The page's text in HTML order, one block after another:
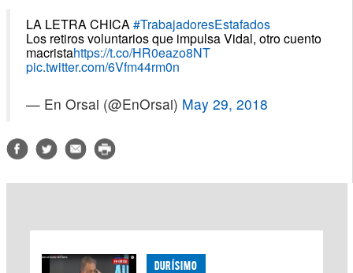
LA LETRA CHICA#TrabajadoresEstafados
Los retiros voluntarios que impulsa Vidal, otro cuento
macristahttps://t.co/HR0eazo8NT
pic.twitter.com/6Vfm44rm0n
— En Orsai (@EnOrsai) May 29, 2018
DURÍSIMO